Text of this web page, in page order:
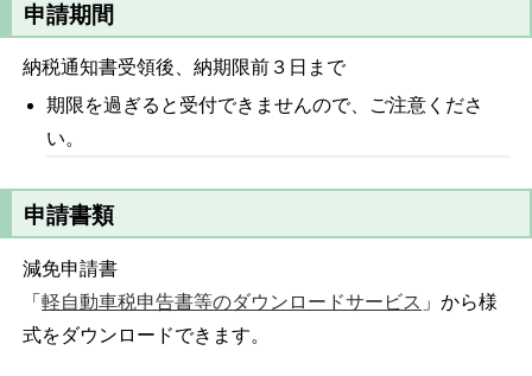
申請期間
納税通知書受領後、納期限前３日まで
期限を過ぎると受付できませんので、ご注意くださ
い。
申請書類
減免申請書
「軽自動車税申告書等のダウンロードサービス 」から様
式をダウンロードできます。